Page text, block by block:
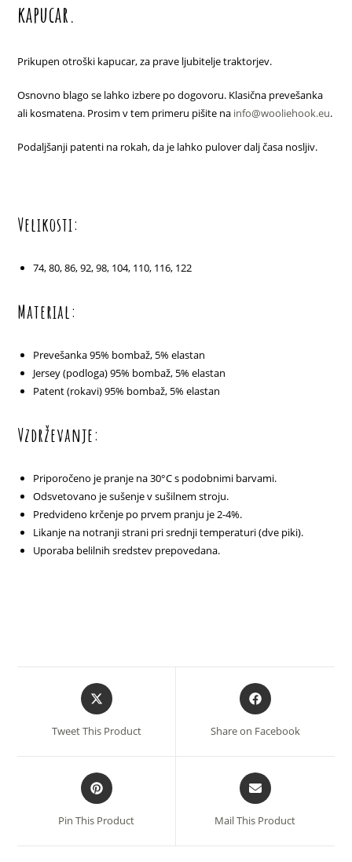
kapucar.
Prikupen otroški kapucar, za prave ljubitelje traktorjev.
Osnovno blago se lahko izbere po dogovoru. Klasična prevešanka
ali kosmatena. Prosim v tem primeru pišite na info@wooliehook.eu.
Podaljšanji patenti na rokah, da je lahko pulover dalj časa nosljiv.
Velikosti:
74, 80, 86, 92, 98, 104, 110, 116, 122
Material:
Prevešanka 95% bombaž, 5% elastan
Jersey (podloga) 95% bombaž, 5% elastan
Patent (rokavi) 95% bombaž, 5% elastan
Vzdrževanje:
Priporočeno je pranje na 30°C s podobnimi barvami.
Odsvetovano je sušenje v sušilnem stroju.
Predvideno krčenje po prvem pranju je 2-4%.
Likanje na notranji strani pri srednji temperaturi (dve piki).
Uporaba belilnih sredstev prepovedana.
Opens
in
new
Tweet This Product
Opens
in
new
Share on Facebook
Opens
in
a
new
Pin This Product
Opens
in
a
new
Mail This Product